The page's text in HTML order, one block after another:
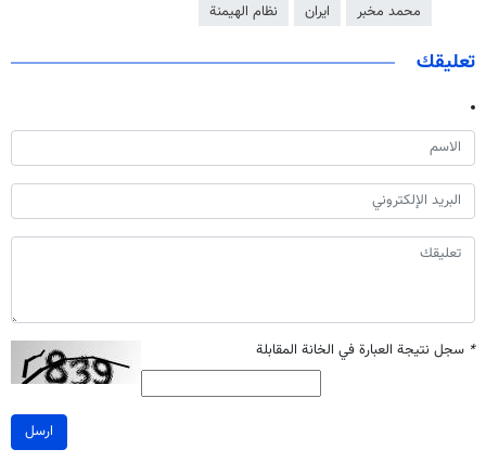
محمد مخبر ايران نظام الهيمنة
تعليقك
* سجل نتيجة العبارة في الخانة المقابلة
ارسل